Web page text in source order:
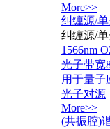
More>>
纠缠源/
纠缠源/
1566nm
光子带宽
用于量子
光子对源
More>>
(共振腔)